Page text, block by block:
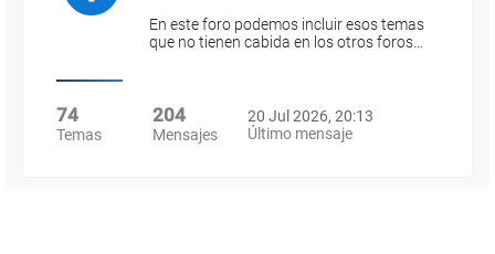
En este foro podemos incluir esos temas
que no tienen cabida en los otros foros…
74
Temas
204
Mensajes
20 Jul 2026, 20:13
Último mensaje